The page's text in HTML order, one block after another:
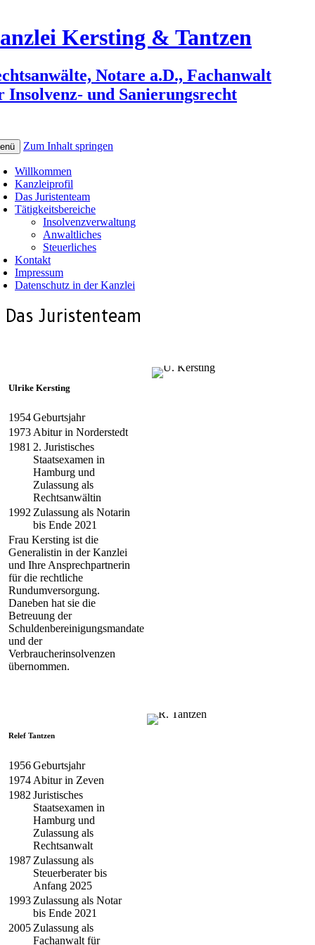
Kersting & Tantzen
Notare a.D., Fachanwalt
Insolvenz- und Sanierungsrecht
Zum Inhalt springen
Willkommen
Kanzleiprofil
Das Juristenteam
Tätigkeitsbereiche
Insolvenzverwaltung
Anwaltliches
Steuerliches
Kontakt
Impressum
Datenschutz in der Kanzlei
Das Juristenteam
Ulrike Kersting
1954Geburtsjahr
1973 Abitur in Norderstedt
1981 2. Juristisches
Staatsexamen in
Hamburg und
Zulassung als
Rechtsanwältin
1992 Zulassung als Notarin
bis Ende 2021
Frau Kersting ist die
Generalistin in der Kanzlei
und Ihre Ansprechpartnerin
für die rechtliche
Rundumversorgung.
Daneben hat sie die
Betreuung der
Schuldenbereinigungsmandate
und der
Verbraucherinsolvenzen
übernommen.
Relef Tantzen
1956Geburtsjahr
1974 Abitur in Zeven
1982 Juristisches
Staatsexamen in
Hamburg und
Zulassung als
Rechtsanwalt
1987 Zulassung als
Steuerberater bis
Anfang 2025
1993 Zulassung als Notar
bis Ende 2021
2005 Zulassung als
Fachanwalt für